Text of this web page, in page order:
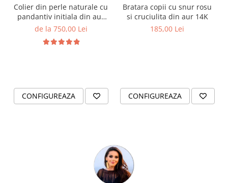
Colier din perle naturale cu
pandantiv initiala din aur
14K si bilute din aur 14K de
de la 750,00 Lei
CONFIGUREAZA
Bratara copii cu snur rosu
si cruciulita din aur 14K
185,00 Lei
CONFIGUREAZA